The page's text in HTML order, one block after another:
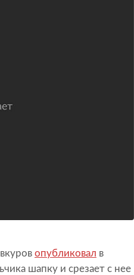
опубликовал в
шапку и срезает с нее